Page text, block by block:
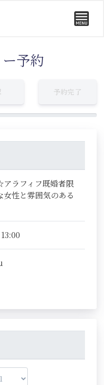
予約
予約完了
アラフィフ既婚者限
女性と雰囲気のある